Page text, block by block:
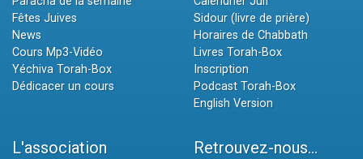
Fêtes Juives
News
Cours Mp3-Vidéo
Yéchiva Torah-Box
Dédicacer un cours
Sidour (livre de prière)
Horaires de Chabbath
Livres Torah-Box
Inscription
Podcast Torah-Box
English Version
L'association Retrouvez-nous...